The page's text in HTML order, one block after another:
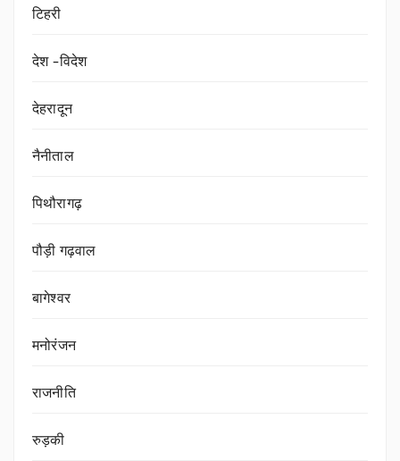
टिहरी
देश -विदेश
देहरादून
नैनीताल
पिथौरागढ़
पौड़ी गढ़वाल
बागेश्वर
मनोरंजन
राजनीति
रुड़की